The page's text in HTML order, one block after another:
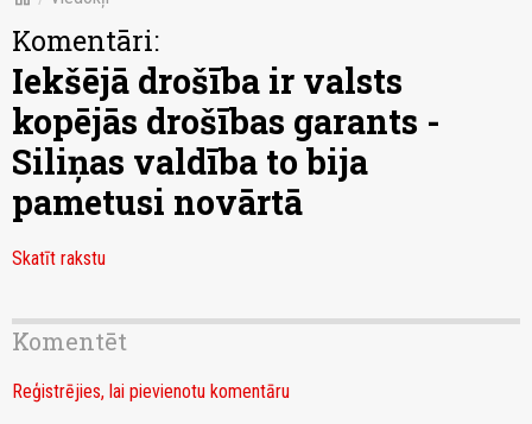
Komentāri:
Iekšējā drošība ir valsts
kopējās drošības garants -
Siliņas valdība to bija
pametusi novārtā
Skatīt rakstu
Komentēt
Reģistrējies, lai pievienotu komentāru